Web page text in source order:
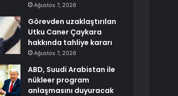
Ağustos 7, 2026
Görevden uzaklaştırılan
Utku Caner Çaykara
hakkında tahliye kararı
Ağustos 7, 2026
ABD, Suudi Arabistan ile
nükleer program
anlaşmasını duyuracak